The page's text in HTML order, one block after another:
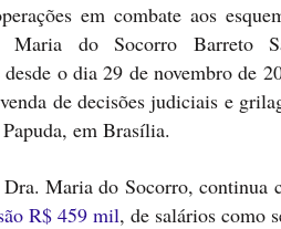
em combate aos
Maria do Socorro Barreto
o dia 29 de novembro de
de decisões judiciais e
em Brasília.
Maria do Socorro, continua
R$ 459 mil, de salários como